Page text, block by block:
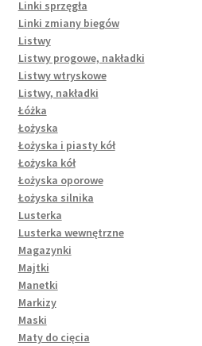
Linki sprzęgła
Linki zmiany biegów
Listwy
Listwy progowe, nakładki
Listwy wtryskowe
Listwy, nakładki
Łóżka
Łożyska
Łożyska i piasty kół
Łożyska kół
Łożyska oporowe
Łożyska silnika
Lusterka
Lusterka wewnętrzne
Magazynki
Majtki
Manetki
Markizy
Maski
Maty do cięcia